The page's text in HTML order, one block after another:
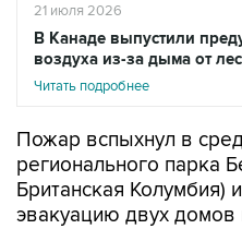
21 июля 2026
В Канаде выпустили
воздуха из-за дыма от
Читать подробнее
Пожар вспыхнул в
регионального парка
Британская Колумбия)
эвакуацию двух